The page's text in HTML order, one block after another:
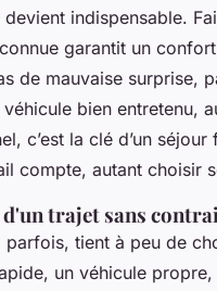
devient indispensable.
garantit un
de mauvaise surprise,
bien entretenu,
c’est la clé d’un
compte, autant choisir
d'un trajet sans
parfois, tient à peu de
un véhicule propre,